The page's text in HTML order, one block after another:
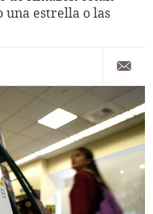
una estrella o las